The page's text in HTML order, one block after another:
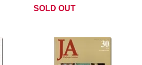
SOLD OUT